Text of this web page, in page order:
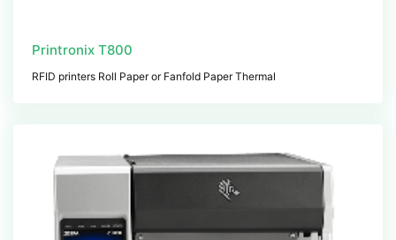
Printronix T800
RFID printers Roll Paper or Fanfold Paper Thermal